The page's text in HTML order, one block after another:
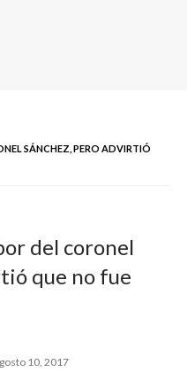
SÁNCHEZ, PERO ADVIRTIÓ
del coronel
que no fue
10, 2017